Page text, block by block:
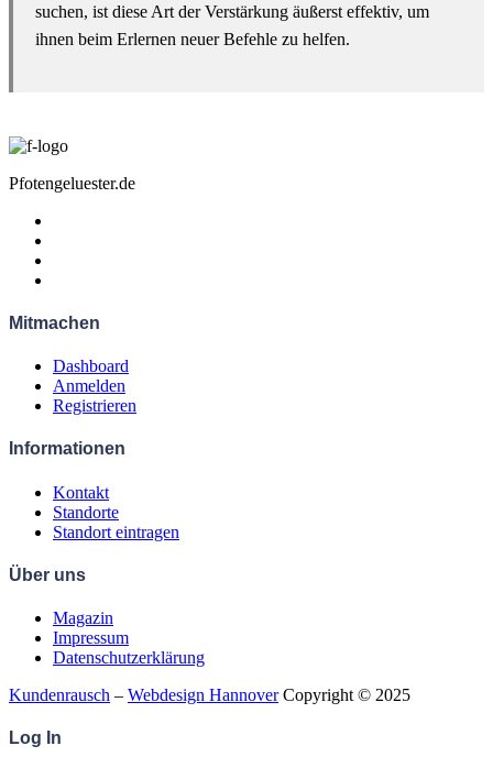
suchen, ist diese Art der Verstärkung äußerst effektiv, um
ihnen beim Erlernen neuer Befehle zu helfen.
Pfotengeluester.de
Mitmachen
Dashboard
Anmelden
Registrieren
Informationen
Kontakt
Standorte
Standort eintragen
Über uns
Magazin
Impressum
Datenschutzerklärung
Kundenrausch – Webdesign HannoverCopyright © 2025
Log In